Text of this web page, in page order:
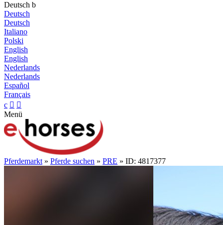
Deutsch b
Deutsch
Deutsch
Italiano
Polski
English
English
Nederlands
Nederlands
Español
Français
c  
Menü
Pferdemarkt » Pferde suchen » PRE » ID: 4817377